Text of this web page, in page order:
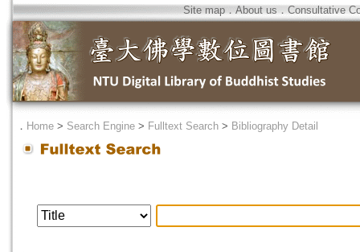
Site map．About us ． Consultative
． Home > Search Engine > Fulltext Search > Bibliography Detail